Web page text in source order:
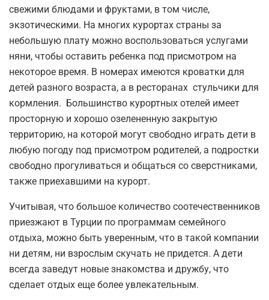
свежими блюдами и фруктами, в том числе,
экзотическими. На многих курортах страны за
небольшую плату можно воспользоваться услугами
няни, чтобы оставить ребенка под присмотром на
некоторое время. В номерах имеются кроватки для
детей разного возраста, а в ресторанах стульчики для
кормления. Большинство курортных отелей имеет
просторную и хорошо озелененную закрытую
территорию, на которой могут свободно играть дети в
любую погоду под присмотром родителей, а подростки
свободно прогуливаться и общаться со сверстниками,
также приехавшими на курорт.
Учитывая, что большое количество соотечественников
приезжают в Турции по программам семейного
отдыха, можно быть уверенным, что в такой компании
ни детям, ни взрослым скучать не придется. А дети
всегда заведут новые знакомства и дружбу, что
сделает отдых еще более увлекательным.